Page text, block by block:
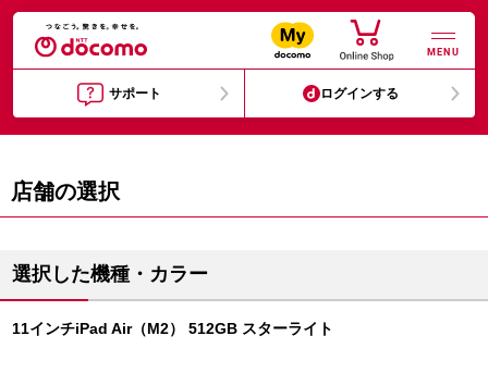
MENU
サポート ログインする
店舗の選択
選択した機種・カラー
11インチiPad Air（M2） 512GB スターライト